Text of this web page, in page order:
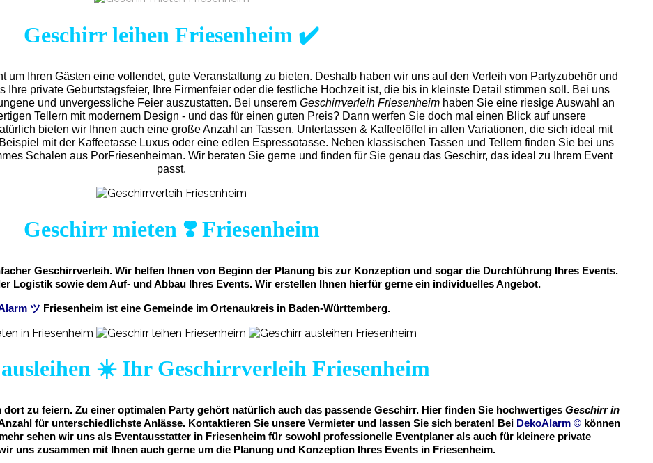
Geschirr leihen Friesenheim ✔️
Ihren Gästen eine vollendet, gute Veranstaltung zu bieten. Deshalb haben wir uns auf den Verleih von Partyzubehör und
Ihre private Geburtstagsfeier, Ihre Firmenfeier oder die festliche Hochzeit ist, die bis in kleinste Detail stimmen soll. Bei uns
und unvergessliche Feier auszustatten. Bei unserem Geschirrverleih Friesenheimhaben Sie eine riesige Auswahl an
Tellern mit modernem Design - und das für einen guten Preis? Dann werfen Sie doch mal einen Blick auf unsere
bieten wir Ihnen auch eine große Anzahl an Tassen, Untertassen & Kaffeelöffel in allen Variationen, die sich ideal mit
mit der Kaffeetasse Luxus oder eine edlen Espressotasse. Neben klassischen Tassen und Tellern finden Sie bei uns
Schalen aus PorFriesenheiman. Wir beraten Sie gerne und finden für Sie genau das Geschirr, das ideal zu Ihrem Event
passt.
Geschirr mieten ❣️ Friesenheim
Geschirrverleih. Wir helfen Ihnen von Beginn der Planung bis zur Konzeption und sogar die Durchführung Ihres Events.
Logistik sowie dem Auf- und Abbau Ihres Events. Wir erstellen Ihnen hierfür gerne ein individuelles Angebot.
ツ Friesenheim ist eine Gemeinde im Ortenaukreis in Baden-Württemberg.
☀️ Ihr Geschirrverleih Friesenheim
zu feiern. Zu einer optimalen Party gehört natürlich auch das passende Geschirr. Hier finden Sie hochwertiges Geschirr in
für unterschiedlichste Anlässe. Kontaktieren Sie unsere Vermieter und lassen Sie sich beraten! Bei DekoAlarm © können
sehen wir uns als Eventausstatter in Friesenheim für sowohl professionelle Eventplaner als auch für kleinere private
uns zusammen mit Ihnen auch gerne um die Planung und Konzeption Ihres Events in Friesenheim.